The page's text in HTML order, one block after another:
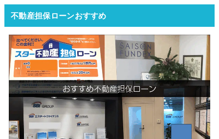
不動産担保ローンおすすめ